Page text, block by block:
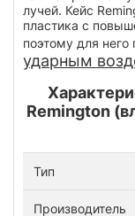
лучей. Кейс
пластика с
поэтому для него
ударным
Remington
Тип
Производитель